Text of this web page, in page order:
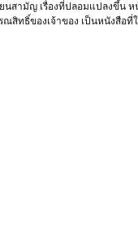
นสามัญ เรื่องที่ปลอมแปลงขึ้น
ณสิทธิ์ของเจ้าของ เป็นหนังสื